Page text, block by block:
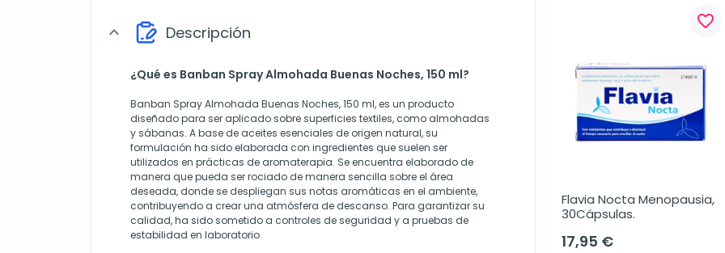
expand_more Descripción
¿Qué es Banban Spray Almohada Buenas Noches, 150 ml?
Banban Spray Almohada Buenas Noches, 150 ml, es un producto
diseñado para ser aplicado sobre superficies textiles, como almohadas
y sábanas. A base de aceites esenciales de origen natural, su
formulación ha sido elaborada con ingredientes que suelen ser
utilizados en prácticas de aromaterapia. Se encuentra elaborado de
manera que pueda ser rociado de manera sencilla sobre el área
deseada, donde se despliegan sus notas aromáticas en el ambiente,
contribuyendo a crear una atmósfera de descanso. Para garantizar su
calidad, ha sido sometido a controles de seguridad y a pruebas de
estabilidad en laboratorio.
favorite_border
Flavia Nocta Menopausia,
30Cápsulas.
17,95 €